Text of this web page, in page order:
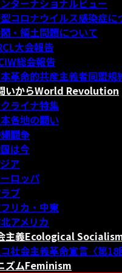
ターナショナルビュー
コロナウイルス感染症に
・領土問題について
大会報告
総会報告
革命的共産主義者同盟規
いからWorld Revolution
ライナ特集
各地の闘い
闘争
は今
ア
ロッパ
ブ
リカ・中東
アメリカ
主義Ecological
社会主義革命宣言〈第18
ズムFeminism